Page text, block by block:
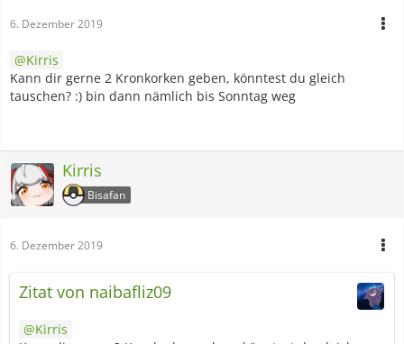
6. Dezember 2019
Kirris
Kann dir gerne 2 Kronkorken geben, könntest du gleich
tauschen? :) bin dann nämlich bis Sonntag weg
Kirris
Bisafan
6. Dezember 2019
Zitat von naibafliz09
Kirris